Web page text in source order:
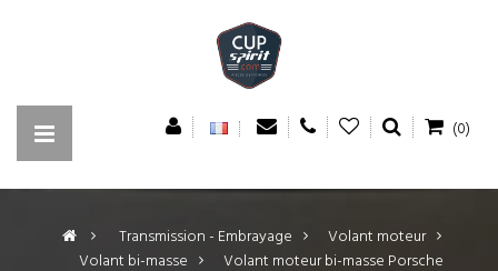
(0)
> Transmission - Embrayage >
Volant moteur
Volant bi-masse > Volant moteur bi-masse Porsche